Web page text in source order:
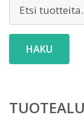
HAKU